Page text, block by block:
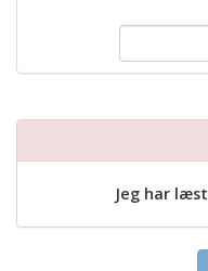
Jeg har